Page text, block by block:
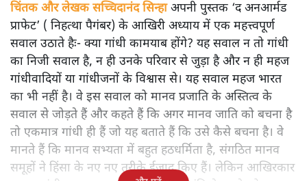
चिंतक और लेखक सच्चिदानंद सिन्हाअपनी पुस्तक ‘द अनआर्मड
प्राफेट’ ( निहत्था पैगंबर) के आखिरी अध्याय में एक महत्त्वपूर्ण
सवाल उठाते हैः- क्या गांधी कामयाब होंगे? यह सवाल न तो गांधी
का निजी सवाल है, न ही उनके परिवार से जुड़ा है और न ही महज
गांधीवादियों या गांधीजनों के विश्वास से। यह सवाल महज भारत
का भी नहीं है। वे इस सवाल को मानव प्रजाति के अस्तित्व के
सवाल से जोड़ते हैं और कहते हैं कि अगर मानव जाति को बचना है
तो एकमात्र गांधी ही हैं जो यह बताते हैं कि उसे कैसे बचना है। वे
मानते हैं कि मानव सभ्यता में बहुत हठधर्मिता है, संगठित मानव
समूहों ने हिंसा के नए नए तरीके ईजाद किए हैं। लेकिन आखिरकार